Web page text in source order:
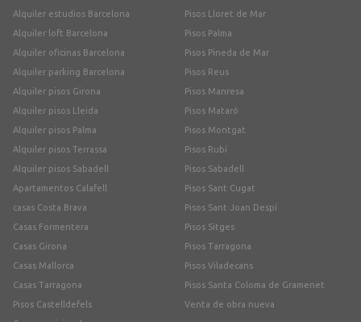
Alquiler estudios Barcelona
Alquiler loft Barcelona
Alquiler oficinas Barcelona
Alquiler parking Barcelona
Alquiler pisos Girona
Alquiler pisos Lleida
Alquiler pisos Palma
Alquiler pisos Terrassa
Alquiler pisos Sabadell
Apartamentos Calafell
casas Costa Brava
Casas Formentera
Casas Girona
Casas Mallorca
Casas Tarragona
Pisos Castelldefels
Pisos Lloret de Mar
Pisos Palma
Pisos Pineda de Mar
Pisos Reus
Pisos Manresa
Pisos Mataró
Pisos Montgat
Pisos Rubí
Pisos Sabadell
Pisos Sant Cugat
Pisos Sant Joan Despí
Pisos Sitges
Pisos Tarragona
Pisos Viladecans
Pisos Santa Coloma de Gramenet
Venta de obra nueva